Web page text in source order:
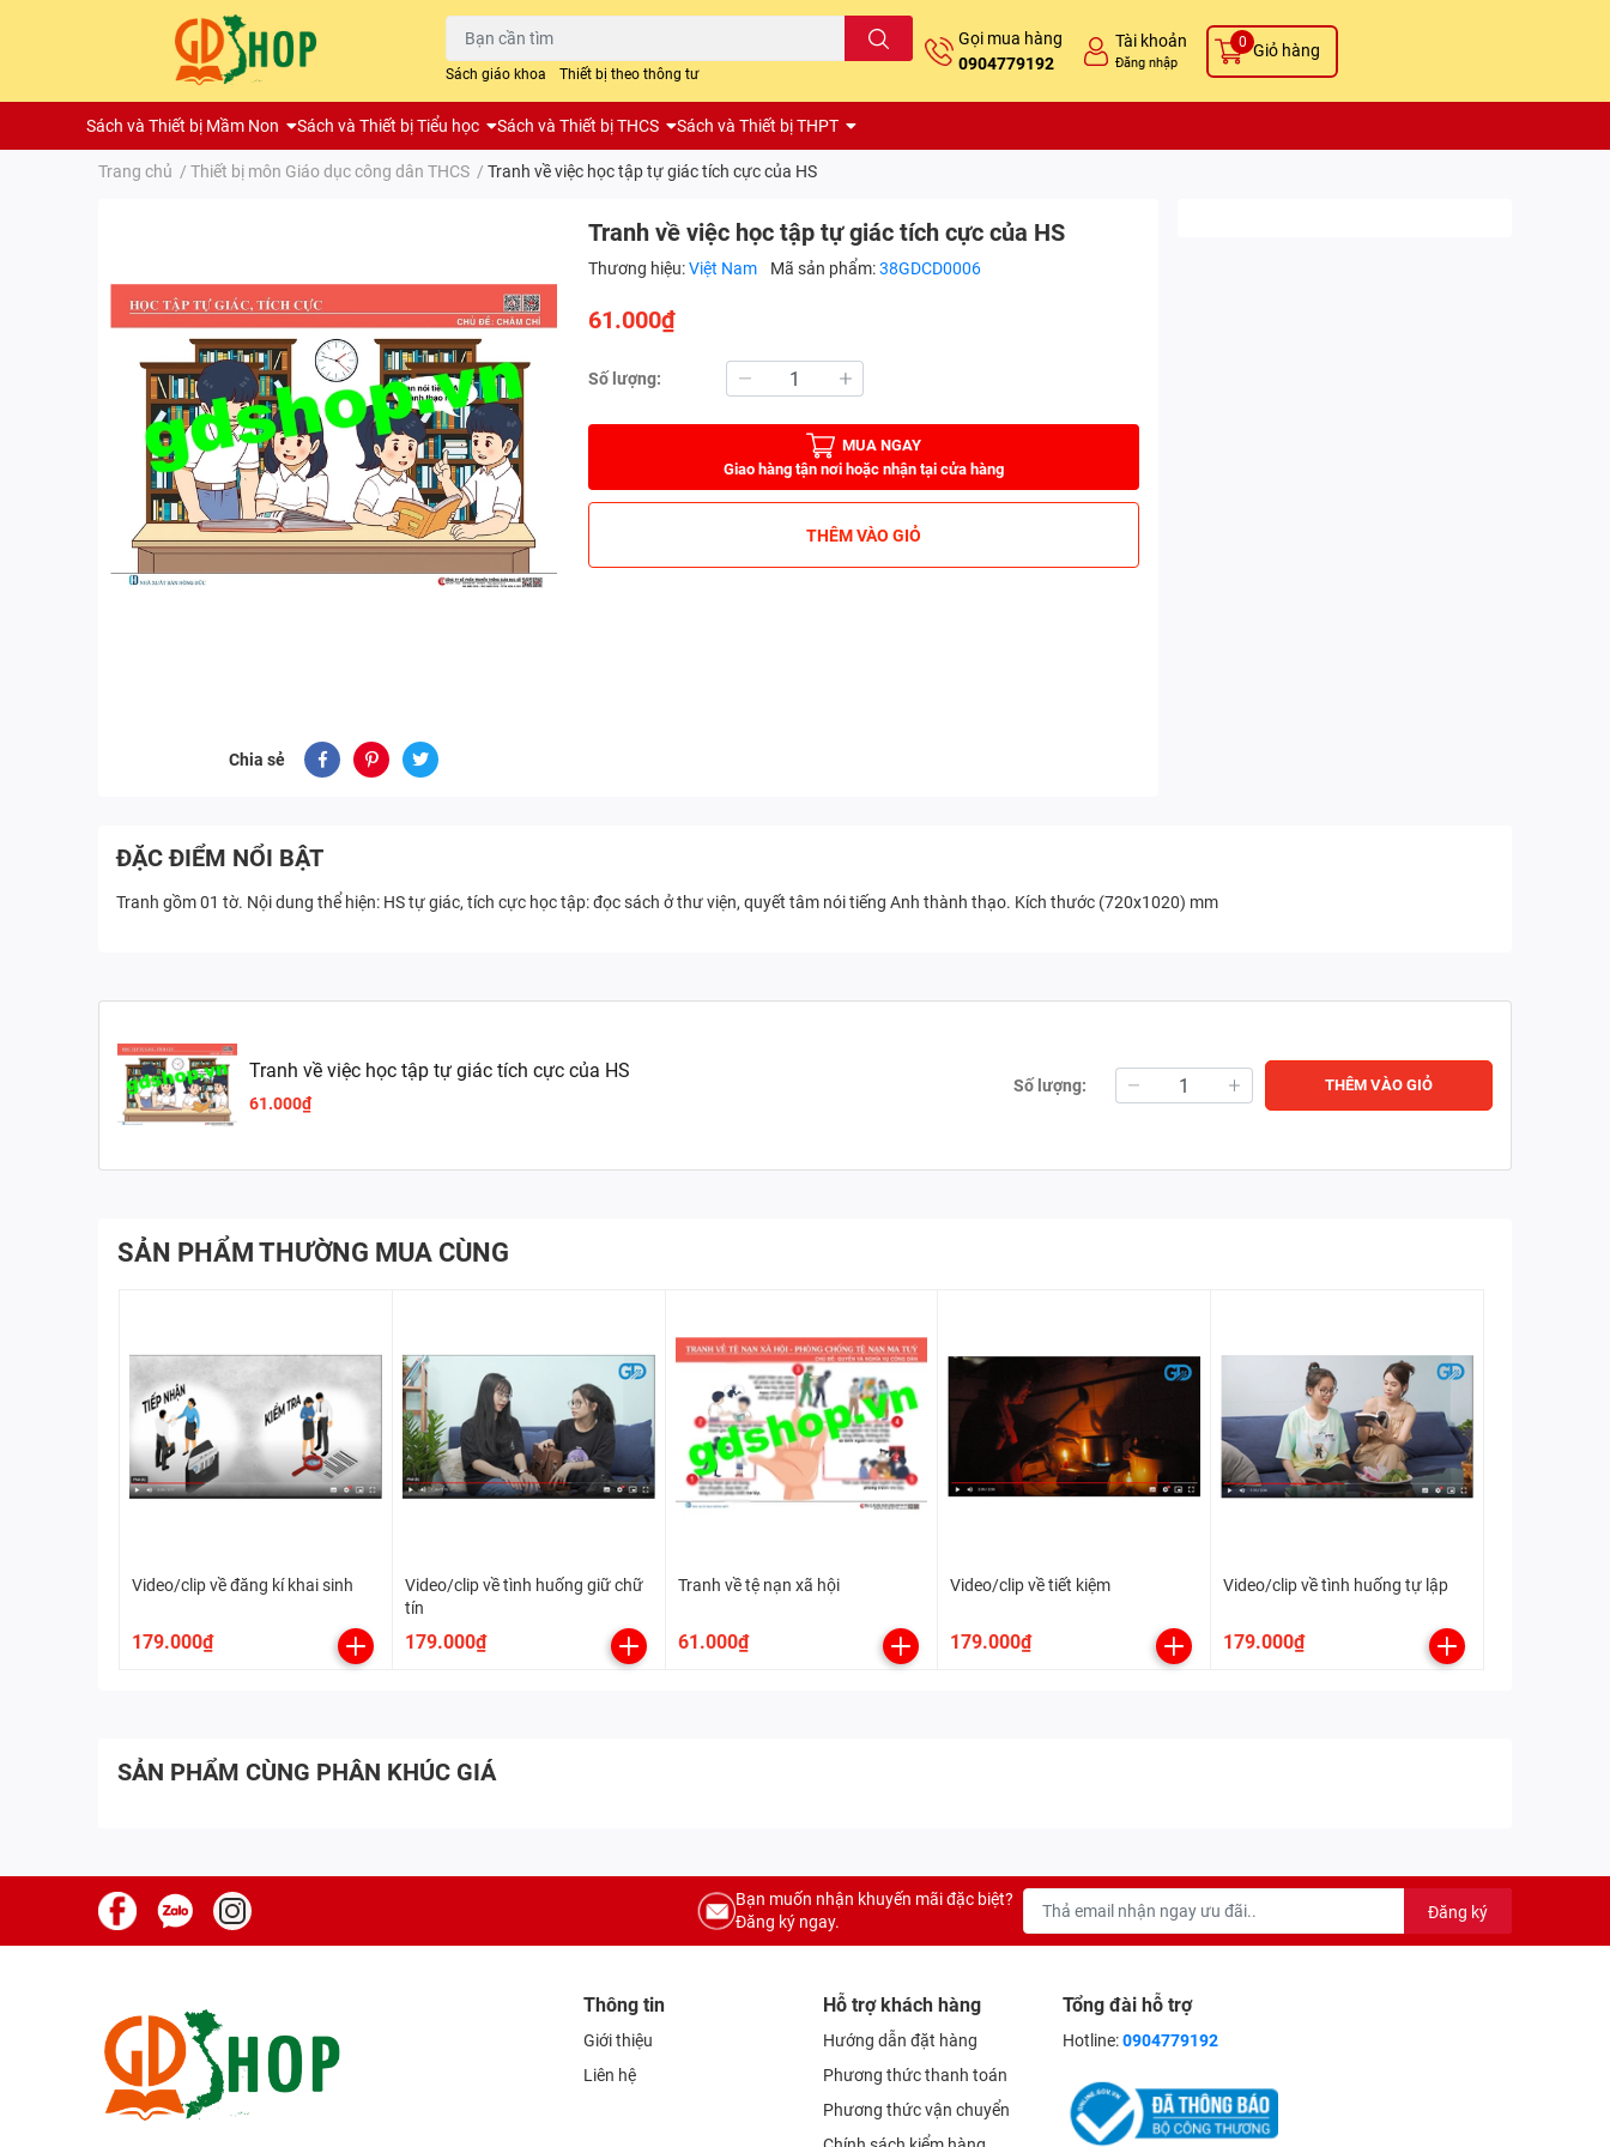
Sách giáo khoa Thiết bị theo thông tư
Gọi mua hàng
0904779192
Tài khoản
Đăng nhập
Giỏ hàng
0
Sách và Thiết bị Mầm Non Sách và Thiết bị Tiểu học Sách và Thiết bị THCS Sách và Thiết bị THPT
Trang chủ / Thiết bị môn Giáo dục công dân THCS / Tranh về việc học tập tự giác tích cực của HS
Chia sẻ
Tranh về việc học tập tự giác tích cực của HS
Thương hiệu:Việt Nam Mã sản phẩm:38GDCD0006
61.000₫
Số lượng:
MUA NGAY
Giao hàng tận nơi hoặc nhận tại cửa hàng
THÊM VÀO GIỎ
ĐẶC ĐIỂM NỔI BẬT
Tranh gồm 01 tờ. Nội dung thể hiện: HS tự giác, tích cực học tập: đọc sách ở thư viện, quyết tâm nói tiếng Anh thành thạo. Kích thước (720x1020) mm
Tranh về việc học tập tự giác tích cực của HS
61.000₫
Số lượng: THÊM VÀO GIỎ
SẢN PHẨM THƯỜNG MUA CÙNG
Video/clip về đăng kí khai sinh
179.000₫
Video/clip về tình huống giữ chữ
tín
179.000₫
Tranh về tệ nạn xã hội
61.000₫
Video/clip về tiết kiệm
179.000₫
Video/clip về tình huống tự lập
179.000₫
SẢN PHẨM CÙNG PHÂN KHÚC GIÁ
Bạn muốn nhận khuyến mãi đặc biệt?
Đăng ký ngay.
Đăng ký
Thông tin
Giới thiệu
Liên hệ
Hỗ trợ khách hàng
Hướng dẫn đặt hàng
Phương thức thanh toán
Phương thức vận chuyển
Tổng đài hỗ trợ
Hotline:0904779192